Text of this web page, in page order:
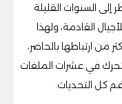
إلى السنوات القليلة
القادمة، ولهذا
من ارتباطها بالحاضر،
في عشرات الملفات
كل التحديات.